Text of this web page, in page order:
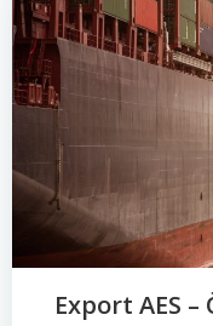
Export AES